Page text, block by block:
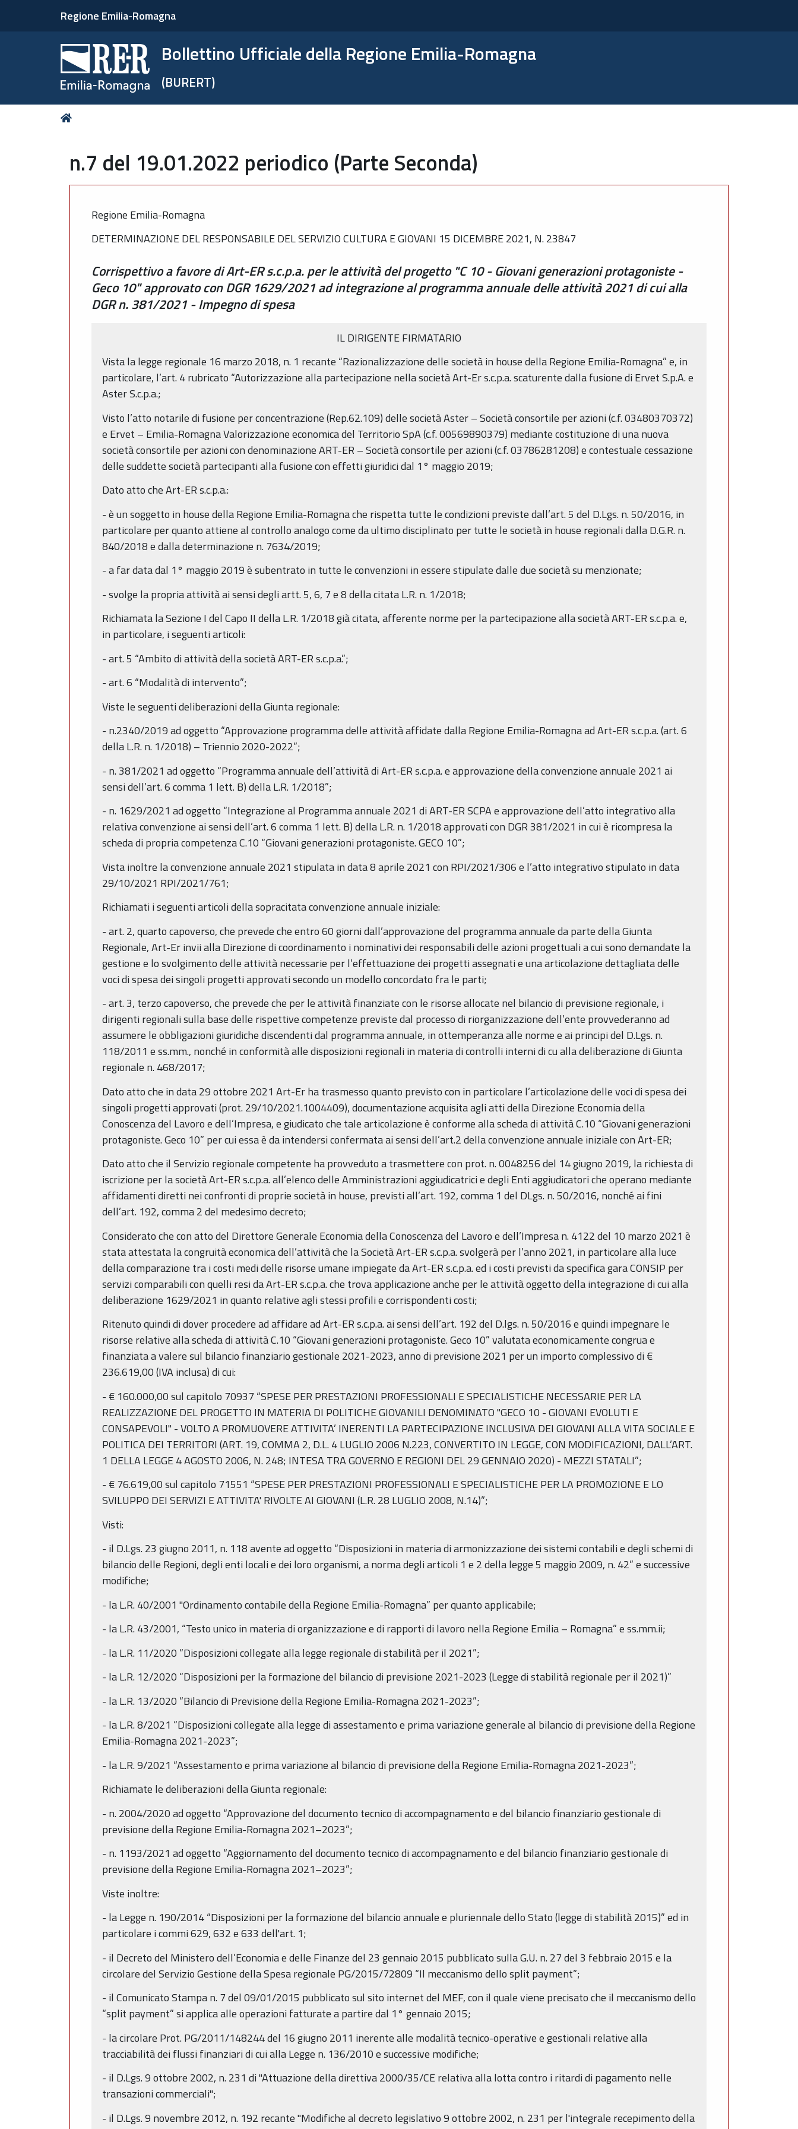
Regione Emilia-Romagna
Bollettino Ufficiale della Regione Emilia-Romagna
(BURERT)
Tu
n.7 del 19.01.2022 periodico (Parte Seconda)
Regione Emilia-Romagna
DETERMINAZIONE DEL RESPONSABILE DEL SERVIZIO CULTURA E GIOVANI 15 DICEMBRE 2021, N. 23847
Corrispettivo a favore di Art-ER s.c.p.a. per le attività del progetto "C 10 - Giovani generazioni protagoniste -
Geco 10" approvato con DGR 1629/2021 ad integrazione al programma annuale delle attività 2021 di cui alla
DGR n. 381/2021 - Impegno di spesa
IL DIRIGENTE FIRMATARIO
Vista la legge regionale 16 marzo 2018, n. 1 recante “Razionalizzazione delle società in house della Regione Emilia-Romagna” e, in
particolare, l’art. 4 rubricato “Autorizzazione alla partecipazione nella società Art-Er s.c.p.a. scaturente dalla fusione di Ervet S.p.A. e
Aster S.c.p.a.;
Visto l’atto notarile di fusione per concentrazione (Rep.62.109) delle società Aster – Società consortile per azioni (c.f. 03480370372)
e Ervet – Emilia-Romagna Valorizzazione economica del Territorio SpA (c.f. 00569890379) mediante costituzione di una nuova
società consortile per azioni con denominazione ART-ER – Società consortile per azioni (c.f. 03786281208) e contestuale cessazione
delle suddette società partecipanti alla fusione con effetti giuridici dal 1° maggio 2019;
Dato atto che Art-ER s.c.p.a.:
- è un soggetto in house della Regione Emilia-Romagna che rispetta tutte le condizioni previste dall’art. 5 del D.Lgs. n. 50/2016, in
particolare per quanto attiene al controllo analogo come da ultimo disciplinato per tutte le società in house regionali dalla D.G.R. n.
840/2018 e dalla determinazione n. 7634/2019;
- a far data dal 1° maggio 2019 è subentrato in tutte le convenzioni in essere stipulate dalle due società su menzionate;
- svolge la propria attività ai sensi degli artt. 5, 6, 7 e 8 della citata L.R. n. 1/2018;
Richiamata la Sezione I del Capo II della L.R. 1/2018 già citata, afferente norme per la partecipazione alla società ART-ER s.c.p.a. e,
in particolare, i seguenti articoli:
- art. 5 “Ambito di attività della società ART-ER s.c.p.a.”;
- art. 6 “Modalità di intervento”;
Viste le seguenti deliberazioni della Giunta regionale:
- n.2340/2019 ad oggetto “Approvazione programma delle attività affidate dalla Regione Emilia-Romagna ad Art-ER s.c.p.a. (art. 6
della L.R. n. 1/2018) – Triennio 2020-2022”;
- n. 381/2021 ad oggetto “Programma annuale dell’attività di Art-ER s.c.p.a. e approvazione della convenzione annuale 2021 ai
sensi dell’art. 6 comma 1 lett. B) della L.R. 1/2018”;
- n. 1629/2021 ad oggetto “Integrazione al Programma annuale 2021 di ART-ER SCPA e approvazione dell’atto integrativo alla
relativa convenzione ai sensi dell’art. 6 comma 1 lett. B) della L.R. n. 1/2018 approvati con DGR 381/2021 in cui è ricompresa la
scheda di propria competenza C.10 “Giovani generazioni protagoniste. GECO 10”;
Vista inoltre la convenzione annuale 2021 stipulata in data 8 aprile 2021 con RPI/2021/306 e l’atto integrativo stipulato in data
29/10/2021 RPI/2021/761;
Richiamati i seguenti articoli della sopracitata convenzione annuale iniziale:
- art. 2, quarto capoverso, che prevede che entro 60 giorni dall’approvazione del programma annuale da parte della Giunta
Regionale, Art-Er invii alla Direzione di coordinamento i nominativi dei responsabili delle azioni progettuali a cui sono demandate la
gestione e lo svolgimento delle attività necessarie per l’effettuazione dei progetti assegnati e una articolazione dettagliata delle
voci di spesa dei singoli progetti approvati secondo un modello concordato fra le parti;
- art. 3, terzo capoverso, che prevede che per le attività finanziate con le risorse allocate nel bilancio di previsione regionale, i
dirigenti regionali sulla base delle rispettive competenze previste dal processo di riorganizzazione dell’ente provvederanno ad
assumere le obbligazioni giuridiche discendenti dal programma annuale, in ottemperanza alle norme e ai principi del D.Lgs. n.
118/2011 e ss.mm., nonché in conformità alle disposizioni regionali in materia di controlli interni di cu alla deliberazione di Giunta
regionale n. 468/2017;
Dato atto che in data 29 ottobre 2021 Art-Er ha trasmesso quanto previsto con in particolare l’articolazione delle voci di spesa dei
singoli progetti approvati (prot. 29/10/2021.1004409), documentazione acquisita agli atti della Direzione Economia della
Conoscenza del Lavoro e dell’Impresa, e giudicato che tale articolazione è conforme alla scheda di attività C.10 “Giovani generazioni
protagoniste. Geco 10” per cui essa è da intendersi confermata ai sensi dell’art.2 della convenzione annuale iniziale con Art-ER;
Dato atto che il Servizio regionale competente ha provveduto a trasmettere con prot. n. 0048256 del 14 giugno 2019, la richiesta di
iscrizione per la società Art-ER s.c.p.a. all’elenco delle Amministrazioni aggiudicatrici e degli Enti aggiudicatori che operano mediante
affidamenti diretti nei confronti di proprie società in house, previsti all’art. 192, comma 1 del DLgs. n. 50/2016, nonché ai fini
dell’art. 192, comma 2 del medesimo decreto;
Considerato che con atto del Direttore Generale Economia della Conoscenza del Lavoro e dell’Impresa n. 4122 del 10 marzo 2021 è
stata attestata la congruità economica dell’attività che la Società Art-ER s.c.p.a. svolgerà per l’anno 2021, in particolare alla luce
della comparazione tra i costi medi delle risorse umane impiegate da Art-ER s.c.p.a. ed i costi previsti da specifica gara CONSIP per
servizi comparabili con quelli resi da Art-ER s.c.p.a. che trova applicazione anche per le attività oggetto della integrazione di cui alla
deliberazione 1629/2021 in quanto relative agli stessi profili e corrispondenti costi;
Ritenuto quindi di dover procedere ad affidare ad Art-ER s.c.p.a. ai sensi dell’art. 192 del D.lgs. n. 50/2016 e quindi impegnare le
risorse relative alla scheda di attività C.10 “Giovani generazioni protagoniste. Geco 10” valutata economicamente congrua e
finanziata a valere sul bilancio finanziario gestionale 2021-2023, anno di previsione 2021 per un importo complessivo di €
236.619,00 (IVA inclusa) di cui:
- € 160.000,00 sul capitolo 70937 “SPESE PER PRESTAZIONI PROFESSIONALI E SPECIALISTICHE NECESSARIE PER LA
REALIZZAZIONE DEL PROGETTO IN MATERIA DI POLITICHE GIOVANILI DENOMINATO "GECO 10 - GIOVANI EVOLUTI E
CONSAPEVOLI" - VOLTO A PROMUOVERE ATTIVITA’ INERENTI LA PARTECIPAZIONE INCLUSIVA DEI GIOVANI ALLA VITA SOCIALE E
POLITICA DEI TERRITORI (ART. 19, COMMA 2, D.L. 4 LUGLIO 2006 N.223, CONVERTITO IN LEGGE, CON MODIFICAZIONI, DALL’ART.
1 DELLA LEGGE 4 AGOSTO 2006, N. 248; INTESA TRA GOVERNO E REGIONI DEL 29 GENNAIO 2020) - MEZZI STATALI”;
- € 76.619,00 sul capitolo 71551 “SPESE PER PRESTAZIONI PROFESSIONALI E SPECIALISTICHE PER LA PROMOZIONE E LO
SVILUPPO DEI SERVIZI E ATTIVITA' RIVOLTE AI GIOVANI (L.R. 28 LUGLIO 2008, N.14)”;
Visti:
- il D.Lgs. 23 giugno 2011, n. 118 avente ad oggetto “Disposizioni in materia di armonizzazione dei sistemi contabili e degli schemi di
bilancio delle Regioni, degli enti locali e dei loro organismi, a norma degli articoli 1 e 2 della legge 5 maggio 2009, n. 42” e successive
modifiche;
- la L.R. 40/2001 "Ordinamento contabile della Regione Emilia-Romagna” per quanto applicabile;
- la L.R. 43/2001, “Testo unico in materia di organizzazione e di rapporti di lavoro nella Regione Emilia – Romagna” e ss.mm.ii;
- la L.R. 11/2020 “Disposizioni collegate alla legge regionale di stabilità per il 2021”;
- la L.R. 12/2020 “Disposizioni per la formazione del bilancio di previsione 2021-2023 (Legge di stabilità regionale per il 2021)”
- la L.R. 13/2020 “Bilancio di Previsione della Regione Emilia-Romagna 2021-2023”;
- la L.R. 8/2021 “Disposizioni collegate alla legge di assestamento e prima variazione generale al bilancio di previsione della Regione
Emilia-Romagna 2021-2023”;
- la L.R. 9/2021 “Assestamento e prima variazione al bilancio di previsione della Regione Emilia-Romagna 2021-2023”;
Richiamate le deliberazioni della Giunta regionale:
- n. 2004/2020 ad oggetto “Approvazione del documento tecnico di accompagnamento e del bilancio finanziario gestionale di
previsione della Regione Emilia-Romagna 2021–2023”;
- n. 1193/2021 ad oggetto “Aggiornamento del documento tecnico di accompagnamento e del bilancio finanziario gestionale di
previsione della Regione Emilia-Romagna 2021–2023”;
Viste inoltre:
- la Legge n. 190/2014 “Disposizioni per la formazione del bilancio annuale e pluriennale dello Stato (legge di stabilità 2015)” ed in
particolare i commi 629, 632 e 633 dell'art. 1;
- il Decreto del Ministero dell’Economia e delle Finanze del 23 gennaio 2015 pubblicato sulla G.U. n. 27 del 3 febbraio 2015 e la
circolare del Servizio Gestione della Spesa regionale PG/2015/72809 “Il meccanismo dello split payment”;
- il Comunicato Stampa n. 7 del 09/01/2015 pubblicato sul sito internet del MEF, con il quale viene precisato che il meccanismo dello
“split payment” si applica alle operazioni fatturate a partire dal 1° gennaio 2015;
- la circolare Prot. PG/2011/148244 del 16 giugno 2011 inerente alle modalità tecnico-operative e gestionali relative alla
tracciabilità dei flussi finanziari di cui alla Legge n. 136/2010 e successive modifiche;
- il D.Lgs. 9 ottobre 2002, n. 231 di "Attuazione della direttiva 2000/35/CE relativa alla lotta contro i ritardi di pagamento nelle
transazioni commerciali";
- il D.Lgs. 9 novembre 2012, n. 192 recante "Modifiche al decreto legislativo 9 ottobre 2002, n. 231 per l'integrale recepimento della